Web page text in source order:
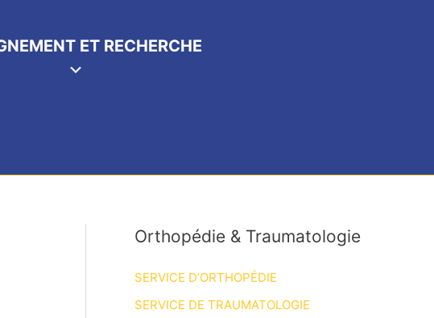
ET RECHERCHE
Orthopédie & Traumatologie
SERVICE D’ORTHOPÉDIE
SERVICE DE TRAUMATOLOGIE